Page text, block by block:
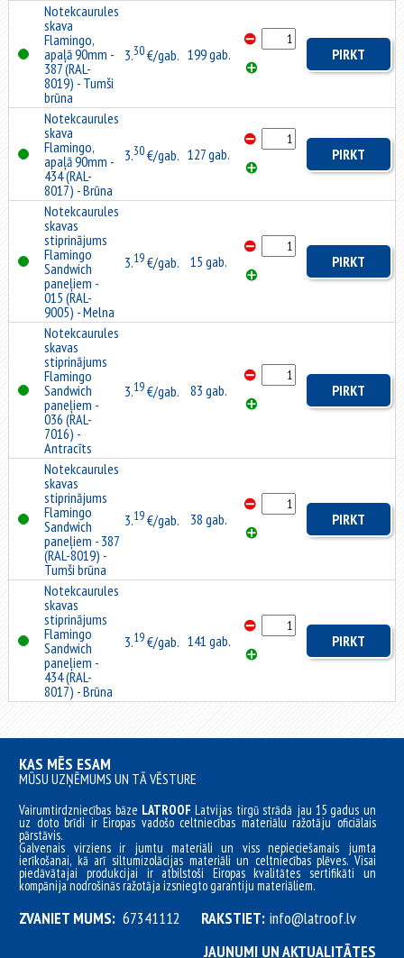
Notekcaurules
skava
Flamingo,
apaļā 90mm -
387 (RAL-
8019) - Tumši
brūna
3.30€/gab. 199 gab. PIRKT
Notekcaurules
skava
Flamingo,
apaļā 90mm -
434 (RAL-
8017) - Brūna
3.30€/gab. 127 gab. PIRKT
Notekcaurules
skavas
stiprinājums
Flamingo
Sandwich
paneļiem -
015 (RAL-
9005) - Melna
3.19€/gab. 15 gab. PIRKT
Notekcaurules
skavas
stiprinājums
Flamingo
Sandwich
paneļiem -
036 (RAL-
7016) -
Antracīts
3.19€/gab. 83 gab. PIRKT
Notekcaurules
skavas
stiprinājums
Flamingo
Sandwich
paneļiem - 387
(RAL-8019) -
Tumši brūna
3.19€/gab. 38 gab. PIRKT
Notekcaurules
skavas
stiprinājums
Flamingo
Sandwich
paneļiem -
434 (RAL-
8017) - Brūna
3.19€/gab. 141 gab. PIRKT
KAS MĒS ESAM
MŪSU UZŅĒMUMS UN TĀ VĒSTURE
Vairumtirdzniecības bāze LATROOFLatvijas tirgū strādā jau 15 gadus un
uz doto brīdi ir Eiropas vadošo celtniecības materiālu ražotāju oficiālais
pārstāvis.
Galvenais virziens ir jumtu materiāli un viss nepieciešamais jumta
ierīkošanai, kā arī siltumizolācijas materiāli un celtniecības plēves. Visai
piedāvātajai produkcijai ir atbilstoši Eiropas kvalitātes sertifikāti un
kompānija nodrošinās ražotāja izsniegto garantiju materiāliem.
ZVANIET MUMS: 67341112 RAKSTIET: info@latroof.lv
JAUNUMI UN AKTUALITĀTES